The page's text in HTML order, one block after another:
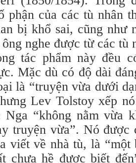
phận của các tù nhân
bị khổ sai, cũng như
nghe được từ các
tác phẩm này đều
Mặc dù có độ dài
là “truyện vừa dưới
Lev Tolstoy xếp
Nga “không nằm vừa
truyện vừa”. Nó
viết về nhà tù, là “một
chưa hề được biết